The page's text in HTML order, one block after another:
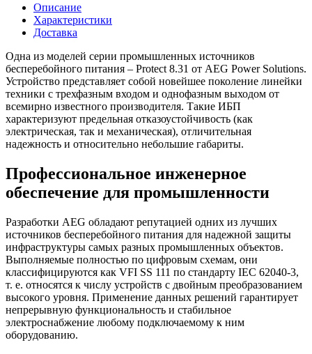
Описание
Характеристики
Доставка
Одна из моделей серии промышленных источников
бесперебойного питания – Protect 8.31 от AEG Power Solutions.
Устройство представляет собой новейшее поколение линейки
техники с трехфазным входом и однофазным выходом от
всемирно известного производителя. Такие ИБП
характеризуют предельная отказоустойчивость (как
электрическая, так и механическая), отличительная
надежность и относительно небольшие габариты.
Профессиональное инженерное
обеспечение для промышленности
Разработки AEG обладают репутацией одних из лучших
источников бесперебойного питания для надежной защиты
инфраструктуры самых разных промышленных объектов.
Выполняемые полностью по цифровым схемам, они
классифицируются как VFI SS 111 по стандарту IEC 62040-3,
т. е. относятся к числу устройств с двойным преобразованием
высокого уровня. Применение данных решений гарантирует
непрерывную функциональность и стабильное
электроснабжение любому подключаемому к ним
оборудованию.